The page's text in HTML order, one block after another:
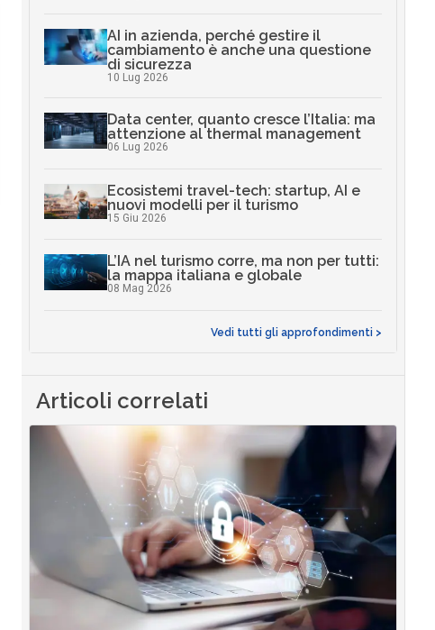
AI in azienda, perché gestire il
cambiamento è anche una questione
di sicurezza
10 Lug 2026
Data center, quanto cresce l’Italia: ma
attenzione al thermal management
06 Lug 2026
Ecosistemi travel-tech: startup, AI e
nuovi modelli per il turismo
15 Giu 2026
L’IA nel turismo corre, ma non per tutti:
la mappa italiana e globale
08 Mag 2026
Vedi tutti gli approfondimenti >
Articoli correlati